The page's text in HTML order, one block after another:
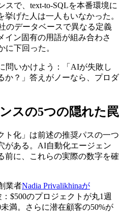
で、text-to-SQLを本番環境に
げた人は一人もいなかった。
のデータベースで異なる定義
イン固有の用語が組み合わさ
に下回った。
問いかけよう：「AIが失敗し
か？」答えがノーなら、プロダ
スの5つの隠れた罠
ト化」は前述の推奨パスの一つ
がある。AI自動化エージェン
前に、これらの実際の数字を確
業者Nadia Privalikhinaが
$500のプロジェクトが丸1週
満。さらに潜在顧客の50%が